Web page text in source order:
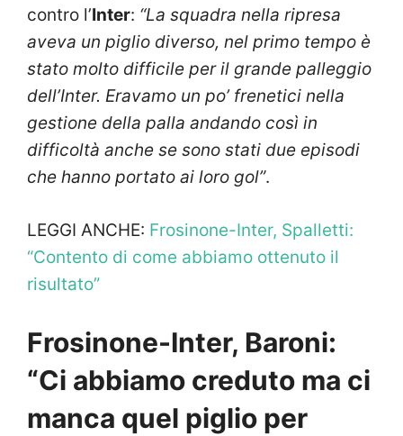
contro l’Inter: “La squadra nella ripresa
aveva un piglio diverso, nel primo tempo è
stato molto difficile per il grande palleggio
dell’Inter. Eravamo un po’ frenetici nella
gestione della palla andando così in
difficoltà anche se sono stati due episodi
che hanno portato ai loro gol”.
LEGGI ANCHE: Frosinone-Inter, Spalletti:
“Contento di come abbiamo ottenuto il
risultato”
Frosinone-Inter, Baroni:
“Ci abbiamo creduto ma ci
manca quel piglio per